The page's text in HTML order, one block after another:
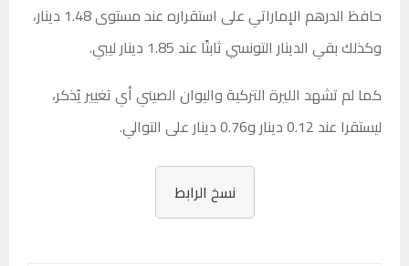
حافظ الدرهم الإماراتي على استقراره عند مستوى 1.48 دينار،
وكذلك بقي الدينار التونسي ثابتًا عند 1.85 دينار ليبي.
كما لم تشهد الليرة التركية واليوان الصيني أي تغيير يُذكر،
ليستقرا عند 0.12 دينار و0.76 دينار على التوالي.
نسخ الرابط